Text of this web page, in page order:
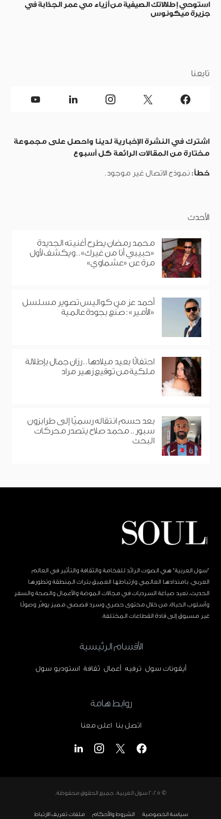
استوحي إطلالاتك الصيفية من أزياء مي عمر الجذابة في
جزيرة ميكونوس
تابعنا
اشترك في النشرة الإخبارية لدينا واحصل على مجموعة
مختارة من المقالات الرائعة كل أسبوع
خطأ: نموذج الاتصال غير موجود.
الأحدث
محمد رمضان يطرح أغنيته الجديدة
«حبيبي أنا من غيرك».. ويكشف لأول
مرة عن «عشماوي»
أحمد عز من كواليس تصوير مسلسل
«الأمير»: صُنع بجودة عالمية
احتفالًا بعيد ميلادها.. رزان جمال بإطلالة
ملكية من توقيع زهير مراد
بعد حسم انتقاله رسميًا إلى طرابزون
سبور.. محمد صلاح يتصدر محركات
البحث
"سول العربية" هي الصوت الرائد للفخامة والثقافة والتأثير في العالم
العربي. بامتدادها العالمي وارتباطها العميق بتراث المنطقة وتطورها
الحديث، نعيد صياغة السرديات في مجالات الموضة والأعمال والصحة والسفر
وأسلوب الحياة، من خلال محتوى حصري وسرد قصصي مميز يوفّر وصولًا
غير مسبوق إلى قادة القطاعات المختلفة.
الأقسام الرئيسية
أيقونات سول ترفيه أعمال ثقافة استوديو سول
روابط هامة
اتصل بنا اعلن معنا
© 2025 سول العربية. جميع الحقوق محفوظة.
سياسة الخصوصية الشروط والأحكام ملفات تعريف الارتباط